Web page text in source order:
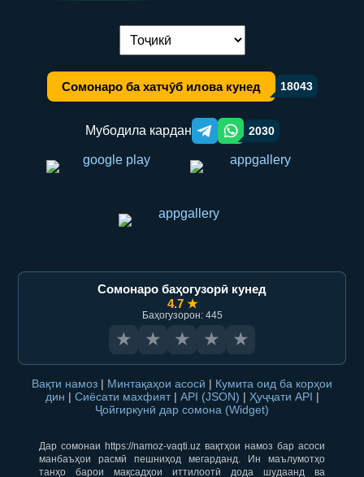
Иваз кардани забон:
Сомонаро ба хатчӯб илова кунед 18043
Мубодила кардан Telegram orqali ulashish
WhatsApp orqali ulashish
2030
Сомонаро баҳогузорӣ кунед
4.7 ★
Баҳогузорон: 445
★ ★ ★ ★ ★
Вақти намоз | Минтақаҳои асосӣ | Кумита оид ба корҳои
дин | Сиёсати махфият | API (JSON) | Ҳуҷҷати API |
Ҷойгиркунӣ дар сомона (Widget)
Дар сомонаи https://namoz-vaqti.uz вақтҳои намоз бар асоси
манбаъҳои расмӣ пешниҳод мегарданд. Ин маълумотҳо
танҳо барои мақсадҳои иттилоотӣ дода шудаанд ва